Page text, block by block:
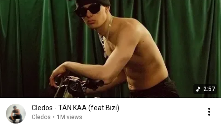
2:57
Cledos - TÄN KAA (feat Bizi)
Cledos • 1M views